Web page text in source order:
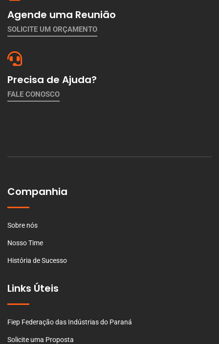
Agende uma Reunião
SOLICITE UM ORÇAMENTO
Precisa de Ajuda?
FALE CONOSCO
Companhia
Sobre nós
Nosso Time
História de Sucesso
Links Úteis
Fiep Federação das Indústrias do Paraná
Solicite uma Proposta